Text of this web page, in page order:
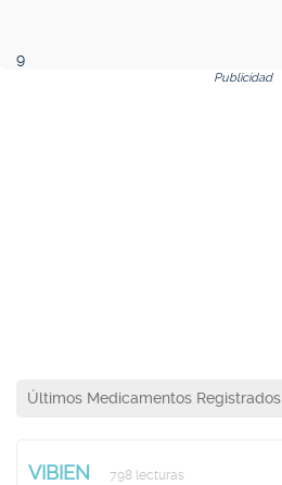
9
Publicidad
Últimos Medicamentos Registrados
VIBIEN 798 lecturas